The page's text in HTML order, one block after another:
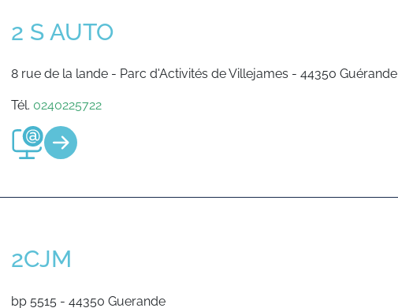
2 S AUTO
8 rue de la lande - Parc d'Activités de Villejames - 44350 Guérande
Tél. 0240225722
2CJM
bp 5515 - 44350 Guerande